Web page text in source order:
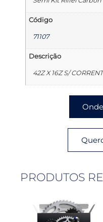
Código
71107
Descrição
42Z X 16Z S/
PRODUTOS